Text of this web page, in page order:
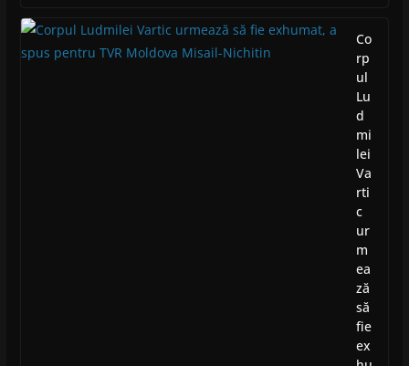
Co
rp
ul
Lu
d
mi
lei
Va
rti
c
ur
m
ea
ză
să
fie
ex